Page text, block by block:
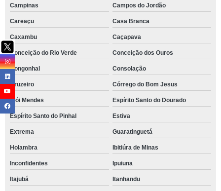
Campinas Campos do Jordão
Careaçu Casa Branca
Caxambu Caçapava
Conceição do Rio Verde Conceição dos Ouros
Congonhal Consolação
Cruzeiro Córrego do Bom Jesus
Elói Mendes Espírito Santo do Dourado
Espírito Santo do Pinhal Estiva
Extrema Guaratinguetá
Holambra Ibitiúra de Minas
Inconfidentes Ipuiuna
Itajubá Itanhandu